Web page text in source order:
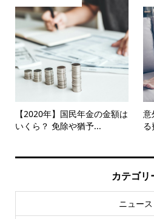
【2020年】国民年金の金額は
いくら？ 免除や猶予...
意
る
カテゴリ
ニュース